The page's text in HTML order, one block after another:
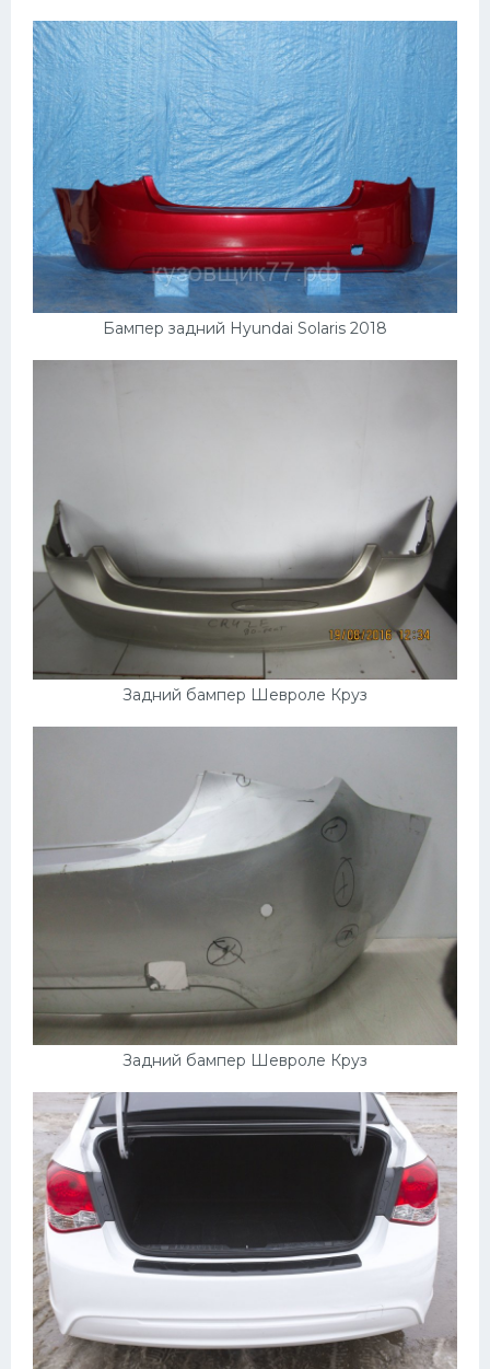
Бампер задний Hyundai Solaris 2018
Задний бампер Шевроле Круз
Задний бампер Шевроле Круз